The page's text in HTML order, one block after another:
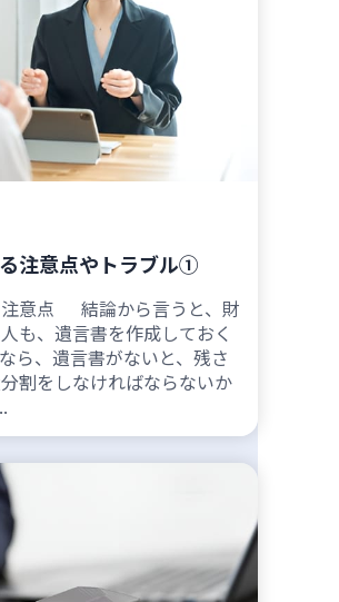
注意点やトラブル①
注意点 結論から言うと、財
も、遺言書を作成しておく
ら、遺言書がないと、残さ
割をしなければならないか